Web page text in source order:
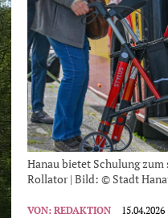
Hanau bietet Schulung
Rollator | Bild: © Stadt
VON: REDAKTION 15.04.2026